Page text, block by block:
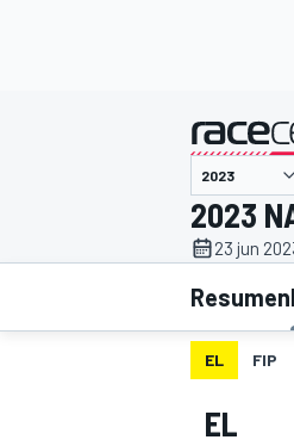
INDYCAR
2023
23 jun
Resumen
EL FIP
EL